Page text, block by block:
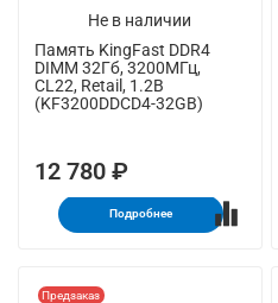
Не в наличии
Память KingFast DDR4
DIMM 32Гб, 3200МГц,
CL22, Retail, 1.2В
(KF3200DDCD4-32GB)
12 780 ₽
Подробнее
Предзаказ